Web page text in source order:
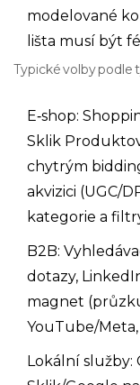
modelované
lišta musí být
Typické volby podle
E‑shop:
Sklik
chytrým
akvizici (UGC/
kategorie a
B2B:
dotazy,
magnet
YouTube/Meta,
Lokální služby: